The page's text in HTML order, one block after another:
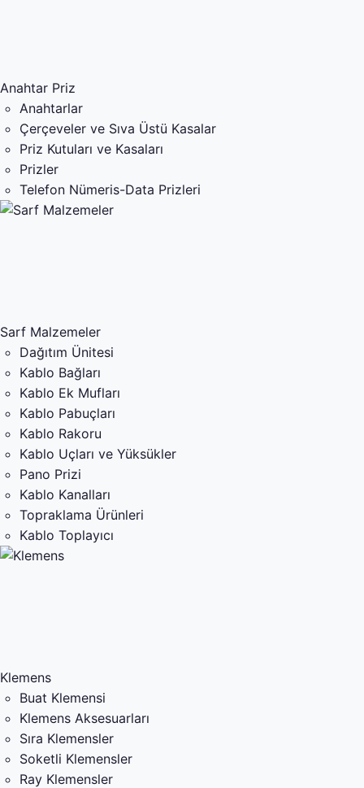
Anahtar Priz
Anahtarlar
Çerçeveler ve Sıva Üstü Kasalar
Priz Kutuları ve Kasaları
Prizler
Telefon Nümeris-Data Prizleri
Sarf Malzemeler
Dağıtım Ünitesi
Kablo Bağları
Kablo Ek Mufları
Kablo Pabuçları
Kablo Rakoru
Kablo Uçları ve Yüksükler
Pano Prizi
Kablo Kanalları
Topraklama Ürünleri
Kablo Toplayıcı
Klemens
Buat Klemensi
Klemens Aksesuarları
Sıra Klemensler
Soketli Klemensler
Ray Klemensler